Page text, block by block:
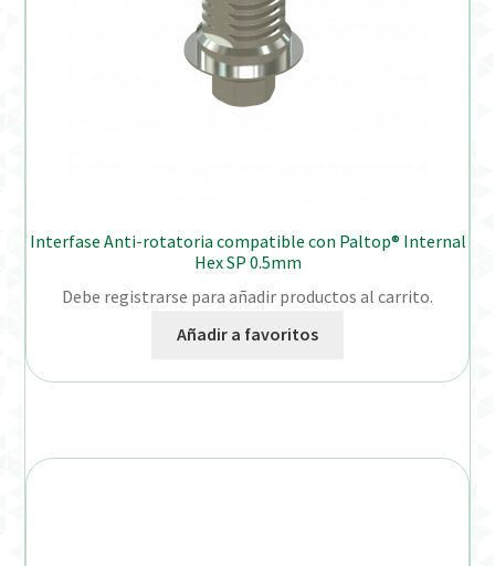
Interfase Anti-rotatoria compatible con Paltop® Internal
Hex SP 0.5mm
Debe registrarse para añadir productos al carrito.
Añadir a favoritos